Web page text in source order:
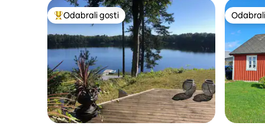
Među najviše rangiranima s oznakom „Odabrali gosti”
Odabrali gosti